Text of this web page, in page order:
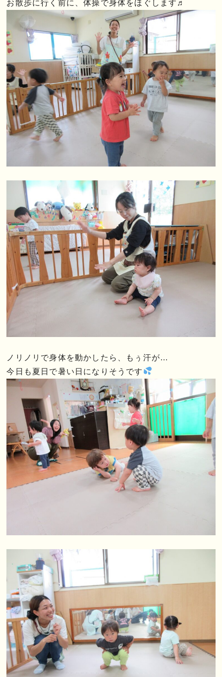
お散歩に行く前に、体操で身体をほぐします♬
ノリノリで身体を動かしたら、もぅ汗が…
今日も夏日で暑い日になりそうです